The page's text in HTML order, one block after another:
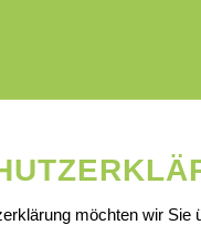
möchten wir Sie